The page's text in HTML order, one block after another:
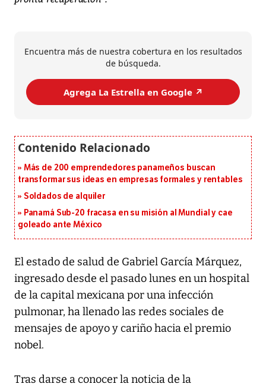
Encuentra más de nuestra cobertura en los resultados
de búsqueda.
Agrega La Estrella en Google ↗️
Más de 200 emprendedores panameños buscan
transformar sus ideas en empresas formales y rentables
Soldados de alquiler
Panamá Sub-20 fracasa en su misión al Mundial y cae
goleado ante México
El estado de salud de Gabriel García Márquez,
ingresado desde el pasado lunes en un hospital
de la capital mexicana por una infección
pulmonar, ha llenado las redes sociales de
mensajes de apoyo y cariño hacia el premio
nobel.
Tras darse a conocer la noticia de la